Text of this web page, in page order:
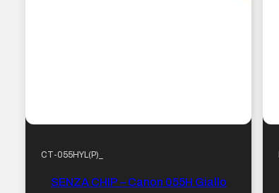
CT-055HYL(P)_
SENZA CHIP – Canon 055H Giallo